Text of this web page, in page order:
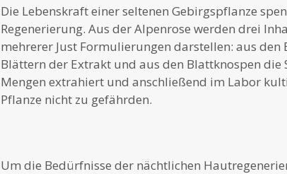
Die Lebenskraft einer seltenen Gebirgspflanze
Regenerierung. Aus der Alpenrose werden drei
mehrerer Just Formulierungen darstellen: aus den
Blättern der Extrakt und aus den Blattknospen
Mengen extrahiert und anschließend im Labor
Pflanze nicht zu gefährden.
Um die Bedürfnisse der nächtlichen